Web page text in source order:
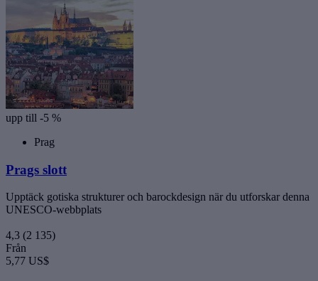
upp till -5 %
Prag
Prags slott
Upptäck gotiska strukturer och barockdesign när du utforskar denna
UNESCO-webbplats
4,3 (2 135)
Från
5,77 US$